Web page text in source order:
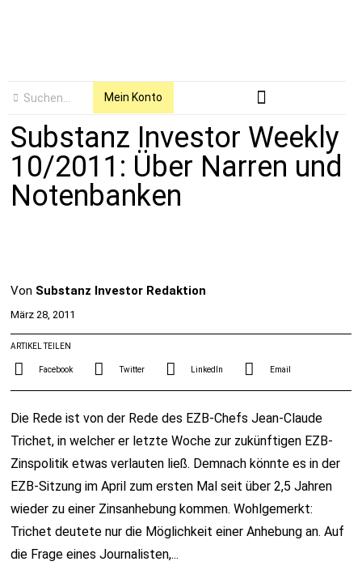
Mein Konto
Substanz Investor Weekly
10/2011: Über Narren und
Notenbanken
Von Substanz Investor Redaktion
März 28, 2011
ARTIKEL TEILEN
Facebook Twitter LinkedIn Email
Die Rede ist von der Rede des EZB-Chefs Jean-Claude
Trichet, in welcher er letzte Woche zur zukünftigen EZB-
Zinspolitik etwas verlauten ließ. Demnach könnte es in der
EZB-Sitzung im April zum ersten Mal seit über 2,5 Jahren
wieder zu einer Zinsanhebung kommen. Wohlgemerkt:
Trichet deutete nur die Möglichkeit einer Anhebung an. Auf
die Frage eines Journalisten,...